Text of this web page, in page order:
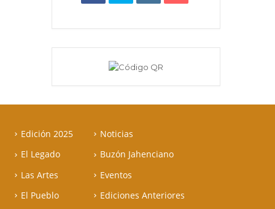
Edición 2025
El Legado
Las Artes
El Pueblo
Noticias
Buzón Jahenciano
Eventos
Ediciones Anteriores